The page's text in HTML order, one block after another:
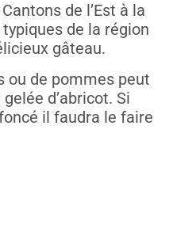
de l’Est à la
de la région
gâteau.
ou de pommes peut
d’abricot. Si
il faudra le faire